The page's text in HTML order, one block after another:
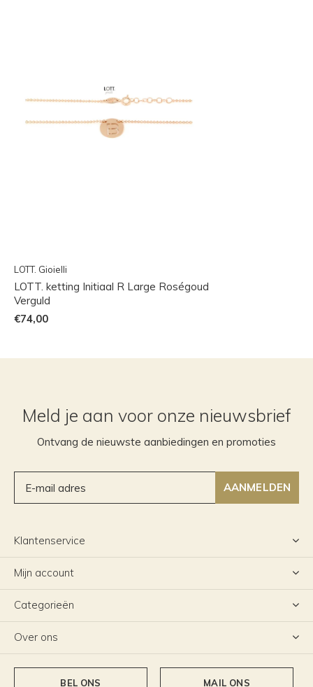
LOTT. Gioielli
LOTT. ketting Initiaal R Large Roségoud
Verguld
€74,00
Meld je aan voor onze nieuwsbrief
Ontvang de nieuwste aanbiedingen en promoties
AANMELDEN
Klantenservice
Mijn account
Categorieën
Over ons
BEL ONS MAIL ONS